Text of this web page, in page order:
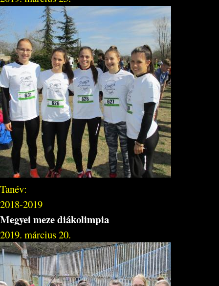
Tanév:
2018-2019
Megyei meze diákolimpia
2019. március 20.